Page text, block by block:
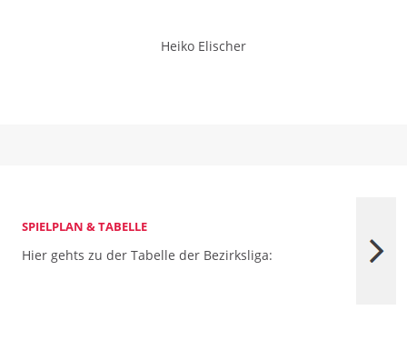
Heiko Elischer
SPIELPLAN & TABELLE
Hier gehts zu der Tabelle der Bezirksliga: